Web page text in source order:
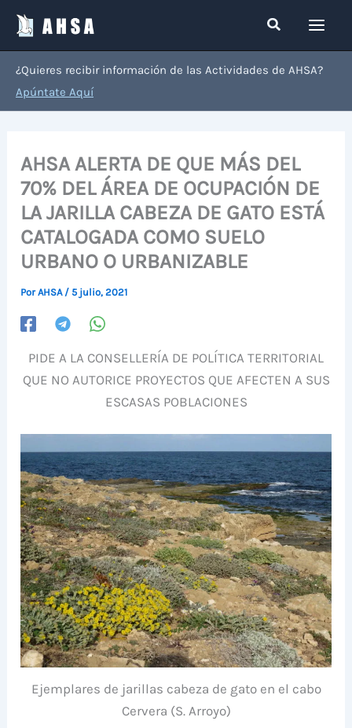
contenido
Buscar
¿Quieres recibir información de las Actividades de AHSA?
Apúntate Aquí
AHSA ALERTA DE QUE MÁS DEL
70% DEL ÁREA DE OCUPACIÓN DE
LA JARILLA CABEZA DE GATO ESTÁ
CATALOGADA COMO SUELO
URBANO O URBANIZABLE
PorAHSA / 5 julio, 2021
PIDE A LA CONSELLERÍA DE POLÍTICA TERRITORIAL
QUE NO AUTORICE PROYECTOS QUE AFECTEN A SUS
ESCASAS POBLACIONES
Ejemplares de jarillas cabeza de gato en el cabo
Cervera (S. Arroyo)